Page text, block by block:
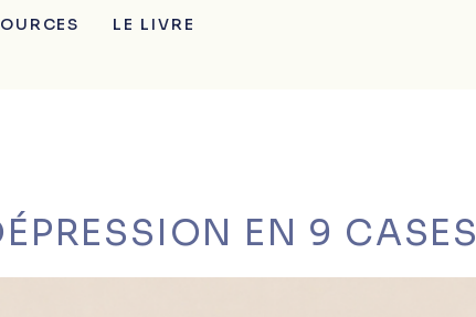
LE LIVRE
EN 9 CASES